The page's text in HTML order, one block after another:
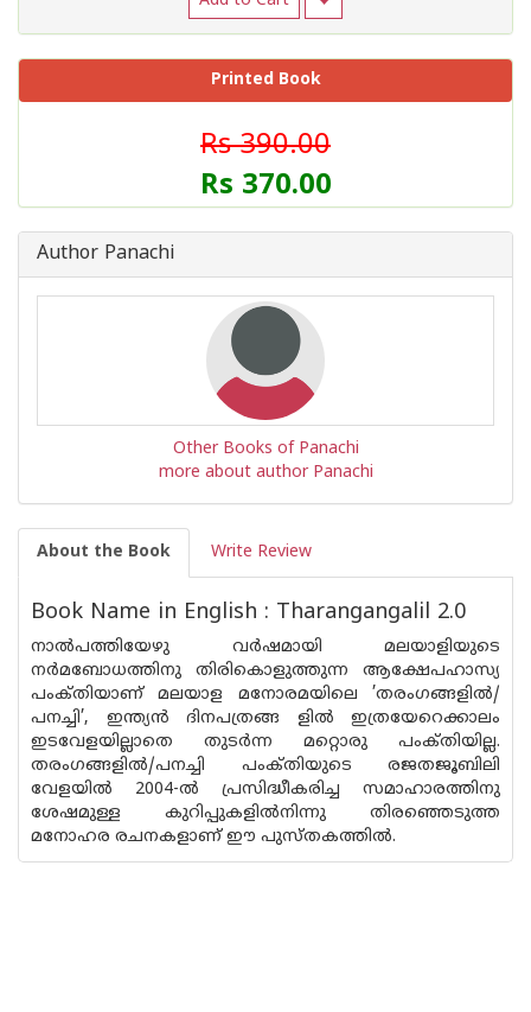
Printed Book
Rs 390.00
Rs 370.00
Author Panachi
Other Books of Panachi
more about author Panachi
About the Book Write Review
Book Name in English : Tharangangalil 2.0
നാൽപത്തിയേഴു വർഷമായി മലയാളിയുടെ
നർമബോധത്തിനു തിരികൊളുത്തുന്ന ആക്ഷേപഹാസ്യ
പംക്‌തിയാണ് മലയാള മനോരമയിലെ ’തരംഗങ്ങളിൽ/
പനച്ചി’, ഇന്ത്യൻ ദിനപത്രങ്ങ ളിൽ ഇത്രയേറെക്കാലം
ഇടവേളയില്ലാതെ തുടർന്ന മറ്റൊരു പംക്‌തിയില്ല.
തരംഗങ്ങളിൽ/പനച്ചി പംക്‌തിയുടെ രജതജൂബിലി
വേളയിൽ 2004-ൽ പ്രസിദ്ധീകരിച്ച സമാഹാരത്തിനു
ശേഷമുള്ള കുറിപ്പുകളിൽനിന്നു തിരഞ്ഞെടുത്ത
മനോഹര രചനകളാണ് ഈ പുസ്‌തകത്തിൽ.